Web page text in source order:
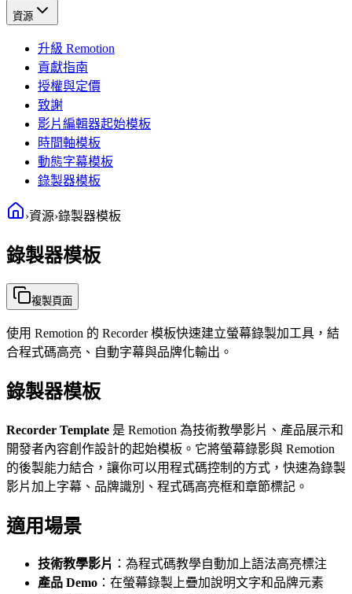
資源
升級 Remotion
貢獻指南
授權與定價
致謝
影片編輯器起始模板
時間軸模板
動態字幕模板
錄製器模板
›資源›錄製器模板
錄製器模板
複製頁面
使用 Remotion 的 Recorder 模板快速建立螢幕錄製加工具，結
合程式碼高亮、自動字幕與品牌化輸出。
錄製器模板
Recorder Template 是 Remotion 為技術教學影片、產品展示和
開發者內容創作設計的起始模板。它將螢幕錄影與 Remotion
的後製能力結合，讓你可以用程式碼控制的方式，快速為錄製
影片加上字幕、品牌識別、程式碼高亮框和章節標記。
適用場景
技術教學影片 ：為程式碼教學自動加上語法高亮標注
產品 Demo ：在螢幕錄製上疊加說明文字和品牌元素